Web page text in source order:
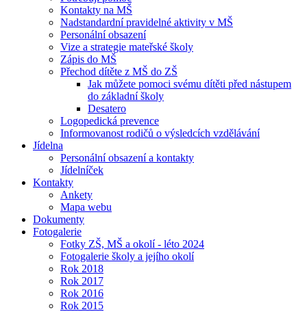
Kontakty na MŠ
Nadstandardní pravidelné aktivity v MŠ
Personální obsazení
Vize a strategie mateřské školy
Zápis do MŠ
Přechod dítěte z MŠ do ZŠ
Jak můžete pomoci svému dítěti před nástupem
do základní školy
Desatero
Logopedická prevence
Informovanost rodičů o výsledcích vzdělávání
Jídelna
Personální obsazení a kontakty
Jídelníček
Kontakty
Ankety
Mapa webu
Dokumenty
Fotogalerie
Fotky ZŠ, MŠ a okolí - léto 2024
Fotogalerie školy a jejího okolí
Rok 2018
Rok 2017
Rok 2016
Rok 2015